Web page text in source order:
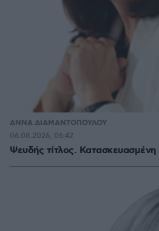
ΑΝΝΑ ΔΙΑΜΑΝΤΟΠΟΥΛΟΥ
Ψευδής τίτλος.
06.08.2026, 06:42